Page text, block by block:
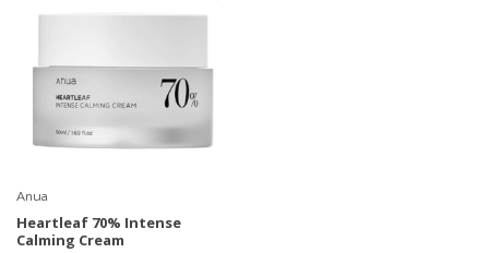
Anua
Heartleaf 70% Intense
Calming Cream